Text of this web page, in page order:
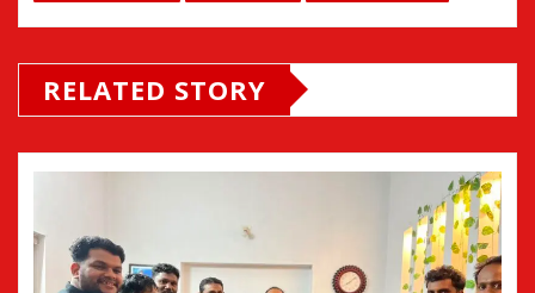
RELATED STORY